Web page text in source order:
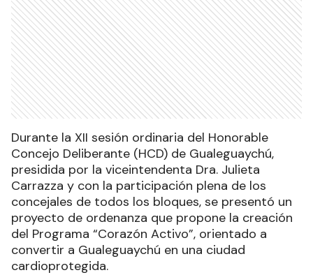
Durante la XII sesión ordinaria del Honorable
Concejo Deliberante (HCD) de Gualeguaychú,
presidida por la viceintendenta Dra. Julieta
Carrazza y con la participación plena de los
concejales de todos los bloques, se presentó un
proyecto de ordenanza que propone la creación
del Programa “Corazón Activo”, orientado a
convertir a Gualeguaychú en una ciudad
cardioprotegida.